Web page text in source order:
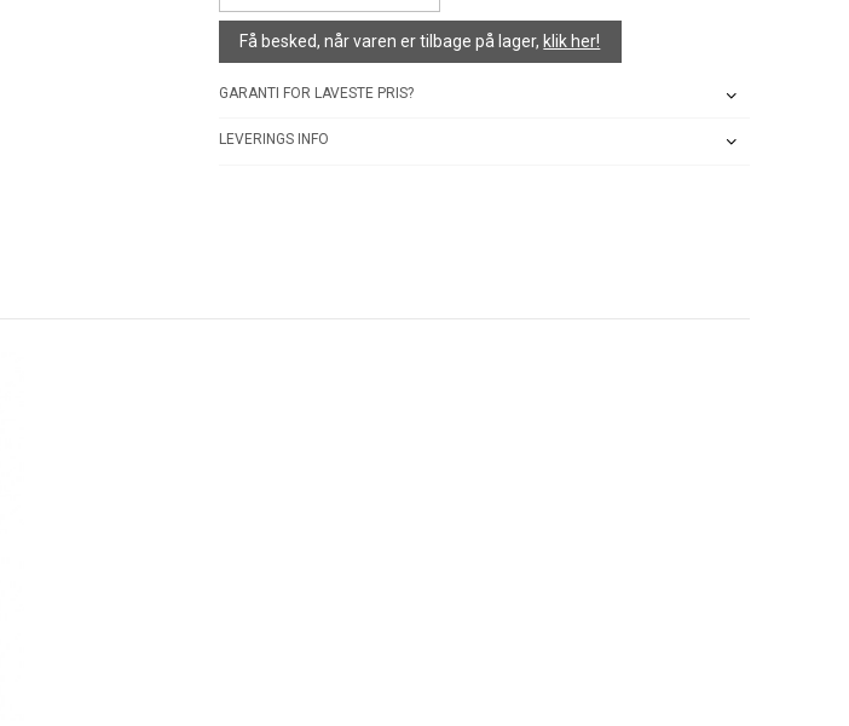
Få besked, når varen er tilbage på lager, klik her!
GARANTI FOR LAVESTE PRIS?
LEVERINGS INFO